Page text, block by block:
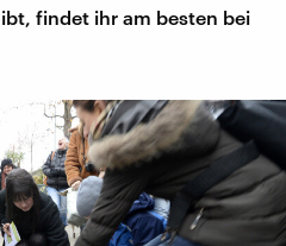
findet ihr am besten bei